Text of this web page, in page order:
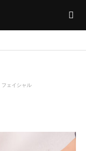
フェイシャル